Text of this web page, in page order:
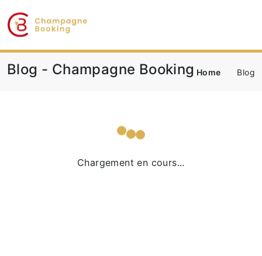
Blog - Champagne Booking Home Blog
Chargement en cours...